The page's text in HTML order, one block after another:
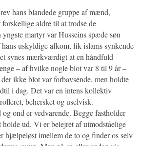
hans blandede gruppe af mænd,
aldre til at trodse de
martyr var Husseins spæde søn
uskyldige afkom, fik islams synkende
synes mærkværdigt at en håndfuld
– af hvilke nogle blot var 8 til 9 år –
ikke blot var forbavsende, men holdte
i dag. Det var en intens kollektiv
behersket og uselvisk.
ond er vedvarende. Begge fastholder
holde ud. Vi er belejret af uimodståelige
hjælpeløst imellem de to og finder os selv